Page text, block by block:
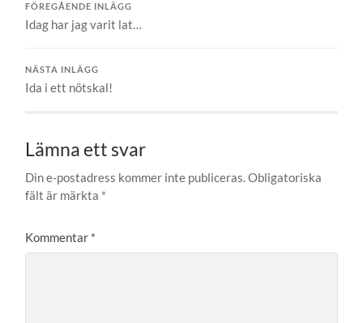
FÖREGÅENDE INLÄGG
Idag har jag varit lat…
NÄSTA INLÄGG
Ida i ett nötskal!
Lämna ett svar
Din e-postadress kommer inte publiceras. Obligatoriska
fält är märkta *
Kommentar *